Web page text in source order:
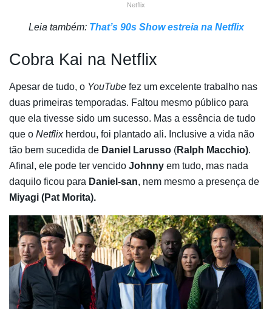
Netflix
Leia também: That’s 90s Show estreia na Netflix
Cobra Kai na Netflix
Apesar de tudo, o YouTube fez um excelente trabalho nas
duas primeiras temporadas. Faltou mesmo público para
que ela tivesse sido um sucesso. Mas a essência de tudo
que o Netflixherdou, foi plantado ali. Inclusive a vida não
tão bem sucedida de Daniel Larusso (Ralph Macchio).
Afinal, ele pode ter vencido Johnny em tudo, mas nada
daquilo ficou para Daniel-san, nem mesmo a presença de
Miyagi (Pat Morita).